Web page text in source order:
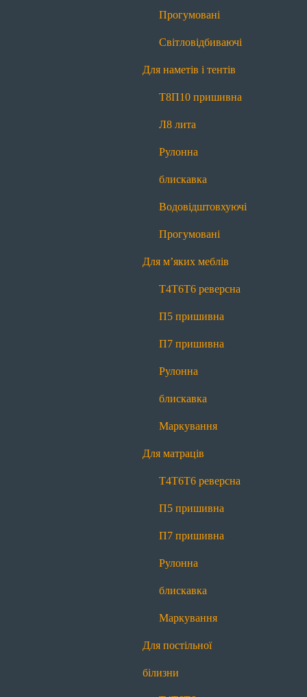
Прогумовані
Світловідбиваючі
Для наметів і тентів
Т8П10 пришивна
Л8 лита
Рулонна
блискавка
Водовідштовхуючі
Прогумовані
Для м’яких меблів
Т4Т6Т6 реверсна
П5 пришивна
П7 пришивна
Рулонна
блискавка
Маркування
Для матраців
Т4Т6Т6 реверсна
П5 пришивна
П7 пришивна
Рулонна
блискавка
Маркування
Для постільної
білизни
П5 пришивна П7 пришивна
Л7 лита Л8 лита
Рулонна блискавка Водовідштовхуючі
Світловідбиваючі
П10 пришивна
Рулонна блискавка
Т6 реверсна П5 пришивна
Рулонна блискавка
Т6 реверсна
Рулонна блискавка
Для постільної білизни
Т6 реверсна П7 пришивна
Рулонна блискавка
Виробництво